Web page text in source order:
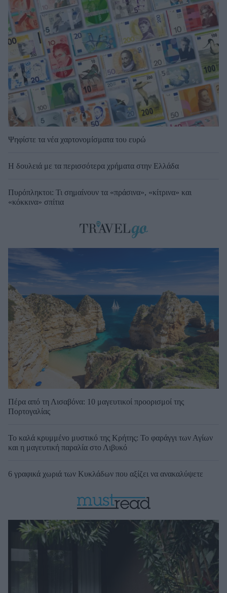
Ψηφίστε τα νέα χαρτονομίσματα του ευρώ
Η δουλειά με τα περισσότερα χρήματα στην Ελλάδα
Πυρόπληκτοι: Τι σημαίνουν τα «πράσινα», «κίτρινα» και
«κόκκινα» σπίτια
Πέρα από τη Λισαβόνα: 10 μαγευτικοί προορισμοί της
Πορτογαλίας
Το καλά κρυμμένο μυστικό της Κρήτης: Το φαράγγι των Αγίων
και η μαγευτική παραλία στο Λιβυκό
6 γραφικά χωριά των Κυκλάδων που αξίζει να ανακαλύψετε